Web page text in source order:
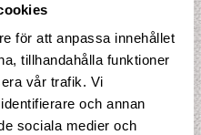
för att anpassa innehållet
tillhandahålla funktioner
vår trafik. Vi
och annan
sociala medier och
Fyll gärna i
till dig med en offert.